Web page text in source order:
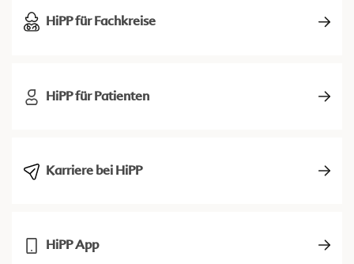
HiPP für Fachkreise
HiPP für Patienten
Karriere bei HiPP
HiPP App